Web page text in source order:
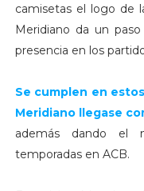
camisetas el logo de
Meridiano da un
presencia en los
Se cumplen en
Meridiano llegase
además dando el
temporadas en ACB.